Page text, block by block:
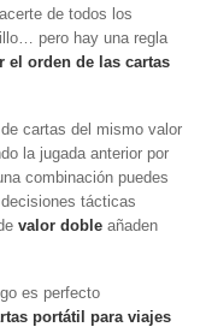
de todos los
pero hay una regla
el orden de las cartas
cartas del mismo valor
la jugada anterior por
combinación puedes
tácticas
valor doble añaden
es perfecto
portátil para viajes